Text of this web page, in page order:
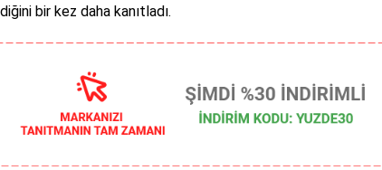
bir kez daha kanıtladı.